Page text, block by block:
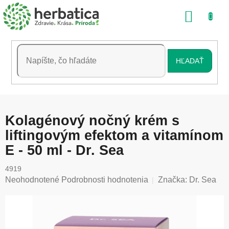
Prejsť
na
obsah
HĽADAŤ
Kolagénový nočný krém s
liftingovým efektom a vitamínom
E - 50 ml - Dr. Sea
4919
Priemerné
Neohodnotené Podrobnosti hodnotenia Značka: Dr. Sea